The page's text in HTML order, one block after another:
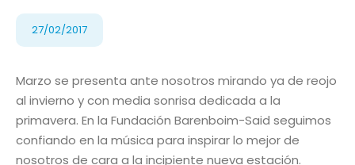
27/02/2017
Marzo se presenta ante nosotros mirando ya de reojo
al invierno y con media sonrisa dedicada a la
primavera. En la Fundación Barenboim-Said seguimos
confiando en la música para inspirar lo mejor de
nosotros de cara a la incipiente nueva estación.